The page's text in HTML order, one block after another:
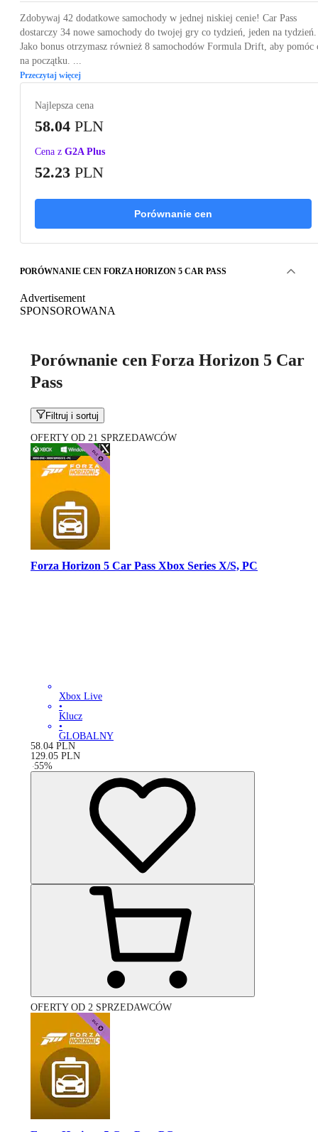
Zdobywaj 42 dodatkowe samochody w jednej niskiej cenie! Car Pass
dostarczy 34 nowe samochody do twojej gry co tydzień, jeden na tydzień.
Jako bonus otrzymasz również 8 samochodów Formula Drift, aby pomóc
na początku. ...
Przeczytaj więcej
Najlepsza cena
58.04 PLN
Cena z G2A Plus
52.23 PLN
Porównanie cen
PORÓWNANIE CEN FORZA HORIZON 5 CAR PASS
Advertisement
SPONSOROWANA
Porównanie cen Forza Horizon 5 Car
Pass
Filtruj i sortuj
OFERTY OD 21 SPRZEDAWCÓW
Forza Horizon 5 Car Pass Xbox Series X/S, PC
Xbox Live
•
Klucz
•
GLOBALNY
58.04 PLN
129.05 PLN
-55%
OFERTY OD 2 SPRZEDAWCÓW